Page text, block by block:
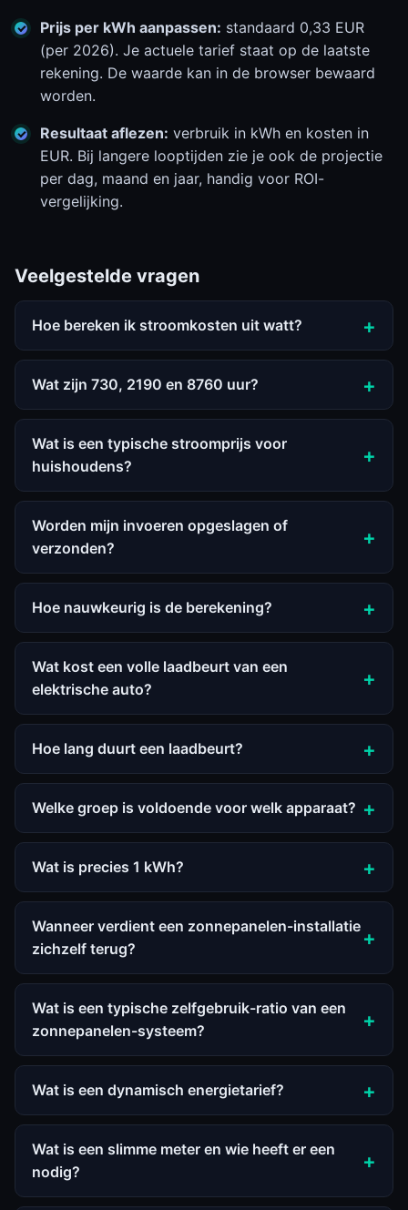
Prijs per kWh aanpassen: standaard 0,33 EUR
(per 2026). Je actuele tarief staat op de laatste
rekening. De waarde kan in de browser bewaard
worden.
Resultaat aflezen: verbruik in kWh en kosten in
EUR. Bij langere looptijden zie je ook de projectie
per dag, maand en jaar, handig voor ROI-
vergelijking.
Veelgestelde vragen
Hoe bereken ik stroomkosten uit watt?
Wat zijn 730, 2190 en 8760 uur?
Wat is een typische stroomprijs voor
huishoudens?
Worden mijn invoeren opgeslagen of
verzonden?
Hoe nauwkeurig is de berekening?
Wat kost een volle laadbeurt van een
elektrische auto?
Hoe lang duurt een laadbeurt?
Welke groep is voldoende voor welk apparaat?
Wat is precies 1 kWh?
Wanneer verdient een zonnepanelen-installatie
zichzelf terug?
Wat is een typische zelfgebruik-ratio van een
zonnepanelen-systeem?
Wat is een dynamisch energietarief?
Wat is een slimme meter en wie heeft er een
nodig?